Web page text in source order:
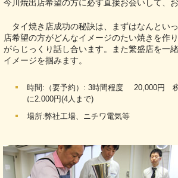
今川焼出店希望の方に必ず直接お会いして、お
タイ焼き店成功の秘訣は、まずはなんとい
店希望の方がどんなイメージのたい焼きを作
がらじっくり話し合います。また繁盛店を一
イメージを掴みます。
時間:（要予約）: 3時間程度 20,000円
に2.000円(4人まで)
場所:弊社工場、ニチワ電気等